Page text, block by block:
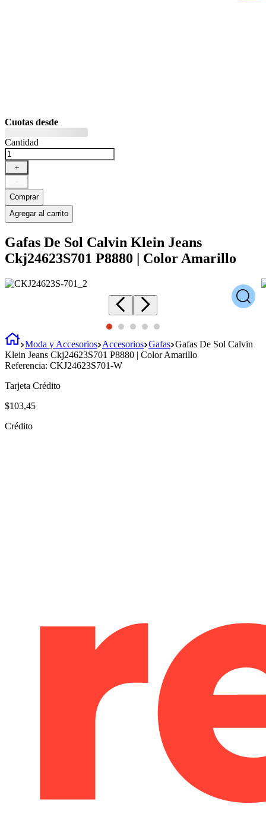
Cuotas desde
Cantidad
＋
－
Comprar
Agregar al carrito
Gafas De Sol Calvin Klein Jeans
Ckj24623S701 P8880 | Color Amarillo
Moda y Accesorios Accesorios Gafas Gafas De Sol Calvin
Klein Jeans Ckj24623S701 P8880 | Color Amarillo
Referencia: CKJ24623S701-W
Tarjeta Crédito
$103,45
Crédito